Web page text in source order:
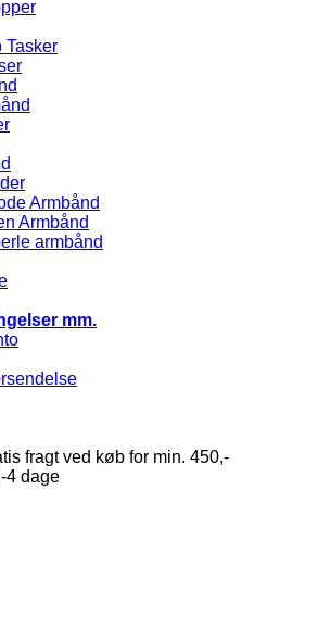
Tasker
Armbånd
Armbånd
armbånd
mm.
fragt ved køb for min. 450,-
4 dage